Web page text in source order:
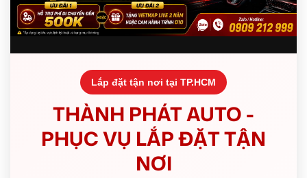
Lắp đặt tận nơi tại TP.HCM
THÀNH PHÁT AUTO -
PHỤC VỤ LẮP ĐẶT TẬN
NƠI